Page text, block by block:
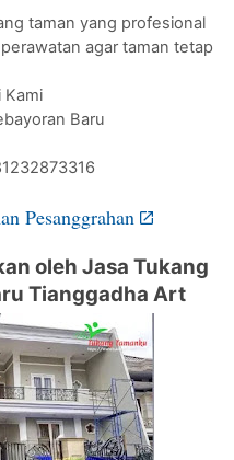
taman yang profesional
agar taman tetap
Kami
Baru
Pesanggrahan
oleh Jasa Tukang
Tianggadha Art